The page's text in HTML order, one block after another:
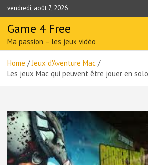
Skip
to
content
vendredi, août 7, 2026
Game 4 Free
Ma passion – les jeux vidéo
Home
Jeux d'Aventure Mac
Les jeux Mac qui peuvent être jouer en solo